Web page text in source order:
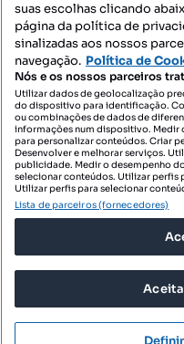
Contacte-nos
© 2026
suas escolhas clicando
página da política de
sinalizadas aos nossos
navegação. Política de
Nós e os nossos parceiros
Utilizar dados de geolocalização
do dispositivo para identificação.
ou combinações de dados de
informações num dispositivo. Medir
para personalizar conteúdos. Criar
Desenvolver e melhorar serviços.
publicidade. Medir o desempenho
selecionar conteúdos. Utilizar perfis
Utilizar perfis para selecionar
Lista de parceiros (fornecedores)